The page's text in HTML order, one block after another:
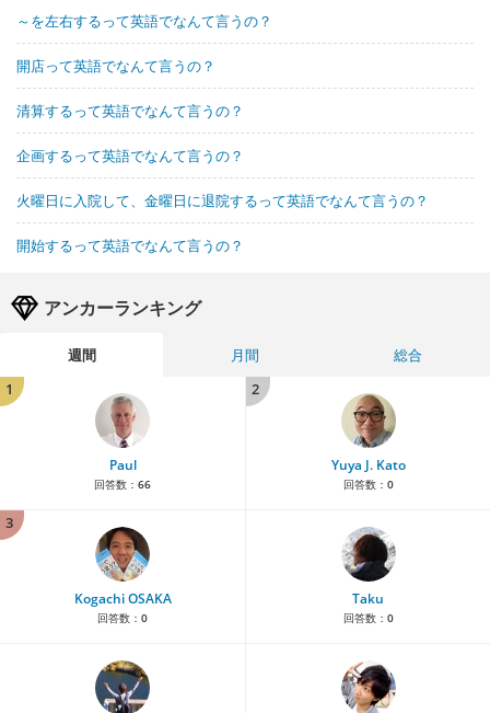
～を左右するって英語でなんて言うの？
開店って英語でなんて言うの？
清算するって英語でなんて言うの？
企画するって英語でなんて言うの？
火曜日に入院して、金曜日に退院するって英語でなんて言うの？
開始するって英語でなんて言うの？
アンカーランキング
週間 月間
総合
1
Paul
回答数： 66
2
Yuya J. Kato
回答数： 0
3
Kogachi OSAKA
回答数： 0
Taku
回答数： 0